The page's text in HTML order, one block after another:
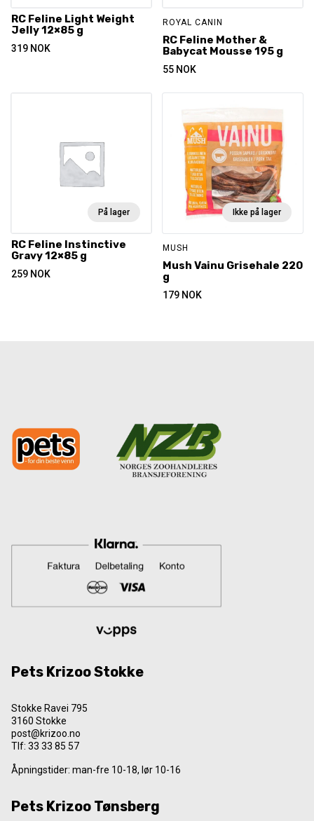
RC Feline Light Weight
Jelly 12×85 g
319 NOK
ROYAL CANIN
RC Feline Mother &
Babycat Mousse 195 g
55 NOK
På lager
RC Feline Instinctive
Gravy 12×85 g
259 NOK
Ikke på lager
MUSH
Mush Vainu Grisehale 220
g
179 NOK
Pets Krizoo Stokke
Stokke Ravei 795
3160 Stokke
post@krizoo.no
Tlf: 33 33 85 57
Åpningstider: man-fre 10-18, lør 10-16
Pets Krizoo Tønsberg